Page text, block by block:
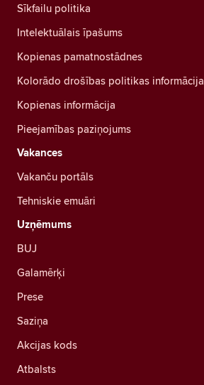
Sīkfailu politika
Intelektuālais īpašums
Kopienas pamatnostādnes
Kolorādo drošības politikas informācija
Kopienas informācija
Pieejamības paziņojums
Vakances
Vakanču portāls
Tehniskie emuāri
Uzņēmums
BUJ
Galamērķi
Prese
Saziņa
Akcijas kods
Atbalsts